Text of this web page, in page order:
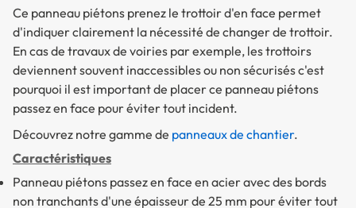
Ce panneau piétons prenez le trottoir d'en face permet
d'indiquer clairement la nécessité de changer de trottoir.
En cas de travaux de voiries par exemple, les trottoirs
deviennent souvent inaccessibles ou non sécurisés c'est
pourquoi il est important de placer ce panneau piétons
passez en face pour éviter tout incident.
Découvrez notre gamme de panneaux de chantier.
Caractéristiques
Panneau piétons passez en face en acier avec des bords
non tranchants d'une épaisseur de 25 mm pour éviter tout